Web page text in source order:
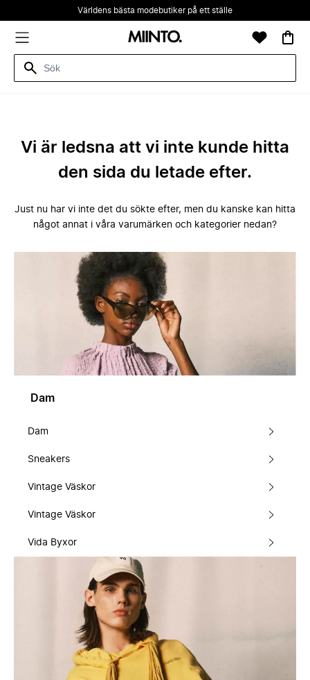
Världens bästa modebutiker på ett ställe
Vi är ledsna att vi inte kunde hitta
den sida du letade efter.
Just nu har vi inte det du sökte efter, men du kanske kan hitta
något annat i våra varumärken och kategorier nedan?
Dam
Dam
Sneakers
Vintage Väskor
Vintage Väskor
Vida Byxor